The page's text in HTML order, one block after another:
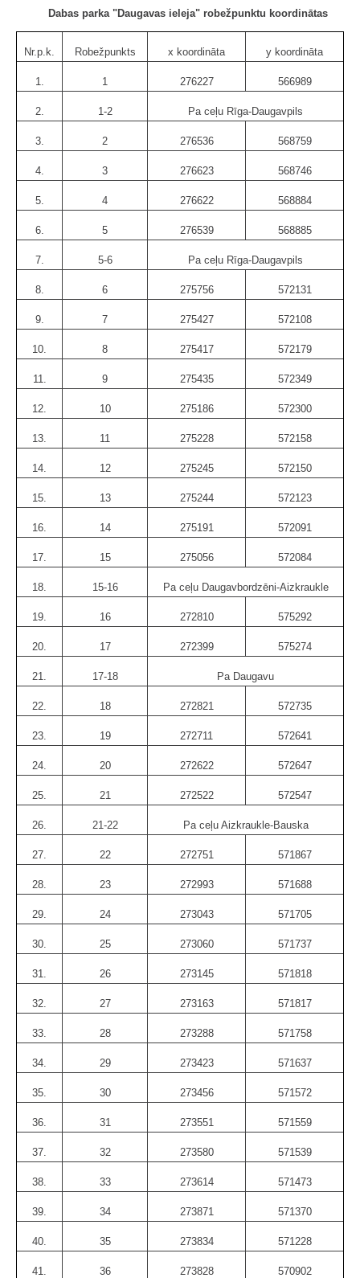
Dabas parka "Daugavas ieleja" robežpunktu koordinātas
Nr.p.k. Robežpunkts x koordināta y koordināta
1. 1 276227 566989
2. 1-2 Pa ceļu Rīga-Daugavpils
3. 2 276536 568759
4. 3 276623 568746
5. 4 276622 568884
6. 5 276539 568885
7. 5-6 Pa ceļu Rīga-Daugavpils
8. 6 275756 572131
9. 7 275427 572108
10. 8 275417 572179
11. 9 275435 572349
12. 10 275186 572300
13. 11 275228 572158
14. 12 275245 572150
15. 13 275244 572123
16. 14 275191 572091
17. 15 275056 572084
18. 15-16 Pa ceļu Daugavbordzēni-Aizkraukle
19. 16 272810 575292
20. 17 272399 575274
21. 17-18 Pa Daugavu
22. 18 272821 572735
23. 19 272711 572641
24. 20 272622 572647
25. 21 272522 572547
26. 21-22 Pa ceļu Aizkraukle-Bauska
27. 22 272751 571867
28. 23 272993 571688
29. 24 273043 571705
30. 25 273060 571737
31. 26 273145 571818
32. 27 273163 571817
33. 28 273288 571758
34. 29 273423 571637
35. 30 273456 571572
36. 31 273551 571559
37. 32 273580 571539
38. 33 273614 571473
39. 34 273871 571370
40. 35 273834 571228
41. 36 273828 570902